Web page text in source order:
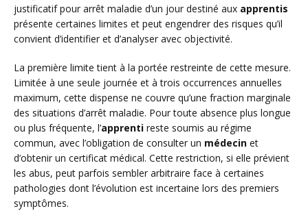
justificatif pour arrêt maladie d’un jour destiné aux apprentis
présente certaines limites et peut engendrer des risques qu’il
convient d’identifier et d’analyser avec objectivité.
La première limite tient à la portée restreinte de cette mesure.
Limitée à une seule journée et à trois occurrences annuelles
maximum, cette dispense ne couvre qu’une fraction marginale
des situations d’arrêt maladie. Pour toute absence plus longue
ou plus fréquente, l’apprenti reste soumis au régime
commun, avec l’obligation de consulter un médecin et
d’obtenir un certificat médical. Cette restriction, si elle prévient
les abus, peut parfois sembler arbitraire face à certaines
pathologies dont l’évolution est incertaine lors des premiers
symptômes.